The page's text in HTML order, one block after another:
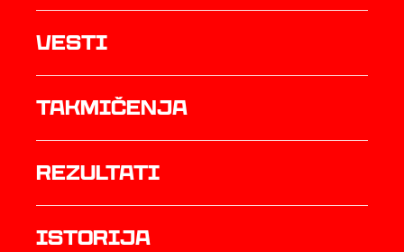
Vesti
Takmičenja
rezultati
istorija